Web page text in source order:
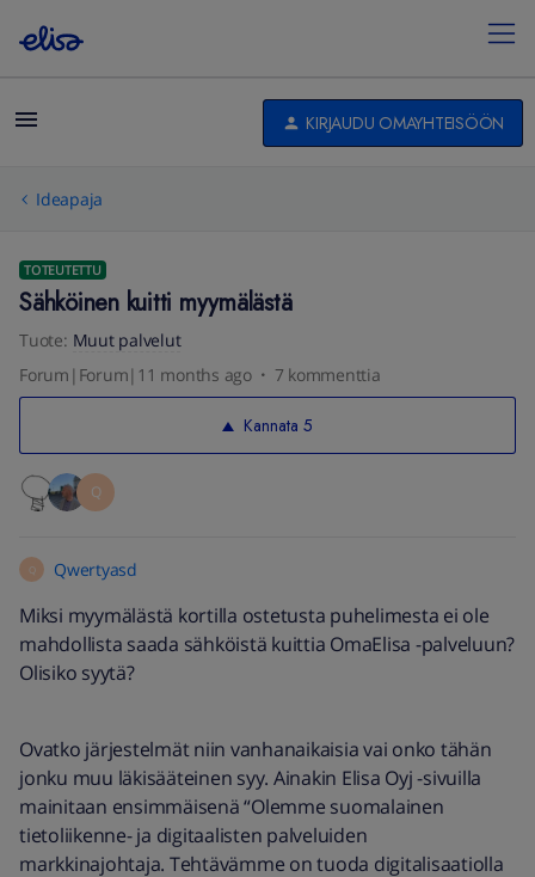
KIRJAUDU OMAYHTEISÖÖN
Ideapaja
TOTEUTETTU
Sähköinen kuitti myymälästä
Tuote: Muut palvelut
Forum|Forum|11 months ago
7 kommenttia
Kannata 5
Q
Q Qwertyasd
Miksi myymälästä kortilla ostetusta puhelimesta ei ole
mahdollista saada sähköistä kuittia OmaElisa -palveluun?
Olisiko syytä?
Ovatko järjestelmät niin vanhanaikaisia vai onko tähän
jonku muu läkisääteinen syy. Ainakin Elisa Oyj -sivuilla
mainitaan ensimmäisenä “Olemme suomalainen
tietoliikenne- ja digitaalisten palveluiden
markkinajohtaja. Tehtävämme on tuoda digitalisaatiolla